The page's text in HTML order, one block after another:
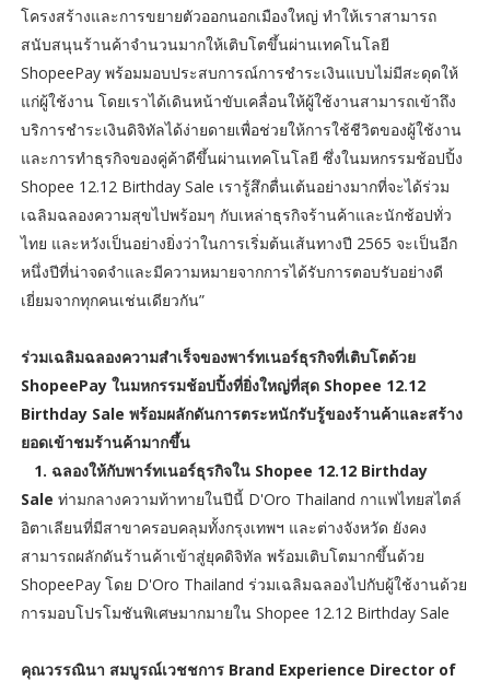
โครงสร้างและการขยายตัวออกนอกเมืองใหญ่ ทำให้เราสามารถ
สนับสนุนร้านค้าจำนวนมากให้เติบโตขึ้นผ่านเทคโนโลยี
ShopeePay พร้อมมอบประสบการณ์การชำระเงินแบบไม่มีสะดุดให้
แก่ผู้ใช้งาน โดยเราได้เดินหน้าขับเคลื่อนให้ผู้ใช้งานสามารถเข้าถึง
บริการชำระเงินดิจิทัลได้ง่ายดายเพื่อช่วยให้การใช้ชีวิตของผู้ใช้งาน
และการทำธุรกิจของคู่ค้าดีขึ้นผ่านเทคโนโลยี ซึ่งในมหกรรมช้อปปิ้ง
Shopee 12.12 Birthday Sale เรารู้สึกตื่นเต้นอย่างมากที่จะได้ร่วม
เฉลิมฉลองความสุขไปพร้อมๆ กับเหล่าธุรกิจร้านค้าและนักช้อปทั่ว
ไทย และหวังเป็นอย่างยิ่งว่าในการเริ่มต้นเส้นทางปี 2565 จะเป็นอีก
หนึ่งปีที่น่าจดจำและมีความหมายจากการได้รับการตอบรับอย่างดี
เยี่ยมจากทุกคนเช่นเดียวกัน”
ร่วมเฉลิมฉลองความสำเร็จของพาร์ทเนอร์ธุรกิจที่เติบโตด้วย
ShopeePay ในมหกรรมช้อปปิ้งที่ยิ่งใหญ่ที่สุด Shopee 12.12
Birthday Sale พร้อมผลักดันการตระหนักรับรู้ของร้านค้าและสร้าง
ยอดเข้าชมร้านค้ามากขึ้น
1. ฉลองให้กับพาร์ทเนอร์ธุรกิจใน Shopee 12.12 Birthday
Sale ท่ามกลางความท้าทายในปีนี้ D'Oro Thailand กาแฟไทยสไตล์
อิตาเลียนที่มีสาขาครอบคลุมทั้งกรุงเทพฯ และต่างจังหวัด ยังคง
สามารถผลักดันร้านค้าเข้าสู่ยุคดิจิทัล พร้อมเติบโตมากขึ้นด้วย
ShopeePay โดย D'Oro Thailand ร่วมเฉลิมฉลองไปกับผู้ใช้งานด้วย
การมอบโปรโมชันพิเศษมากมายใน Shopee 12.12 Birthday Sale
คุณวรรณินา สมบูรณ์เวชชการ Brand Experience Director of